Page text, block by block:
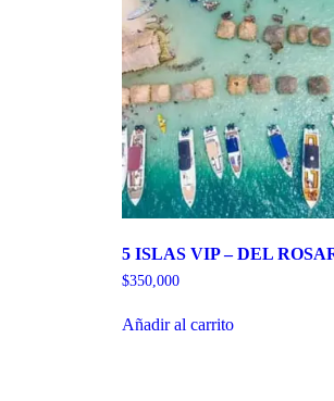
5 ISLAS VIP – DEL
$350,000
Añadir al carrito